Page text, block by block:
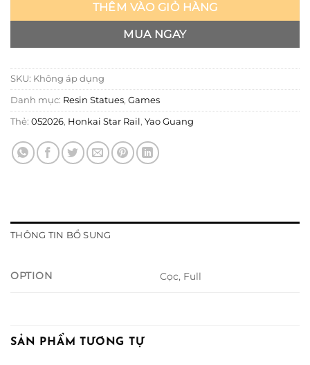
THÊM VÀO GIỎ HÀNG
MUA NGAY
SKU: Không áp dụng
Danh mục: Resin Statues, Games
Thẻ: 052026, Honkai Star Rail, Yao Guang
THÔNG TIN BỔ SUNG
OPTION Cọc, Full
SẢN PHẨM TƯƠNG TỰ